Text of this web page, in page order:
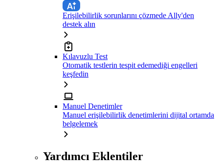
Erişilebilirlik sorunlarını çözmede Ally'den
destek alın
Kılavuzlu Test
Otomatik testlerin tespit edemediği engelleri
keşfedin
Manuel Denetimler
Manuel erişilebilirlik denetimlerini dijital ortamda
belgelemek
Yardımcı Eklentiler